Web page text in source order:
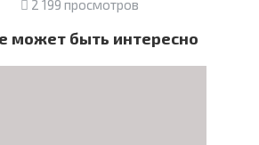
2 199 просмотров
может быть интересно